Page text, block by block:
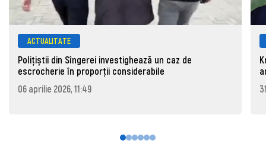
ACTUALITATE
Polițiștii din Sîngerei investighează un caz de
escrocherie în proporții considerabile
06 aprilie 2026, 11:49